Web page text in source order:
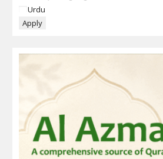
Language
Urdu
Apply